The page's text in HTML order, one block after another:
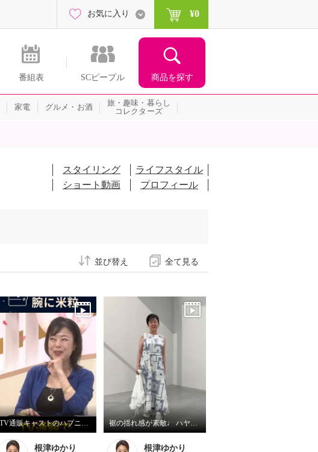
番組表 SCピープル 商品を探す
お気に入り ¥0
家電 グルメ・お酒
旅・趣味・暮らし
コレクターズ
スタイリング
ライフスタイル
ショート動画
プロフィール
全て見る
並び替え
TV通販キャストのハプニング！ ジュエリー販売中に腕に米粒！？
根津ゆかり
裾の揺れ感が素敵♩ ハヤマブリーズ ワンピース
根津ゆかり